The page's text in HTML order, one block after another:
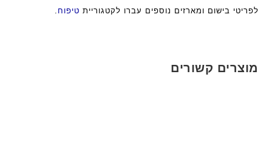
לפריטי בישום ומארזים נוספים עברו לקטגוריית טיפוח .
מוצרים קשורים